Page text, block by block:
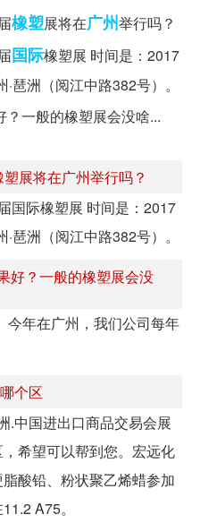
橡塑展将在广州举行吗？
国际橡塑展 时间是：2017
琶洲（阅江中路382号）。
？一般的橡塑展会没啥...
展将在广州举行吗？
国际橡塑展 时间是：2017
琶洲（阅江中路382号）。
好？一般的橡塑展会没
今年在广州，我们公司每年
个区
.中国进出口商品交易会展
希望可以帮到您。宏远化
酸铅、粉状聚乙烯蜡参加
A75。